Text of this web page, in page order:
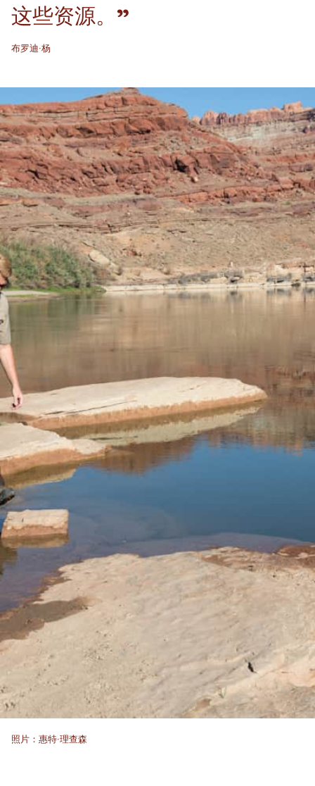
这些资源。”
布罗迪·杨
照片：惠特·理查森